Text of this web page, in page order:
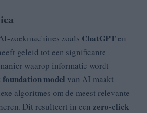
zoekmachines zoals ChatGPTen
geleid tot een significante
waarop informatie wordt
foundation model van AI maakt
algoritmes om de meest relevante
Dit resulteert in een zero-click